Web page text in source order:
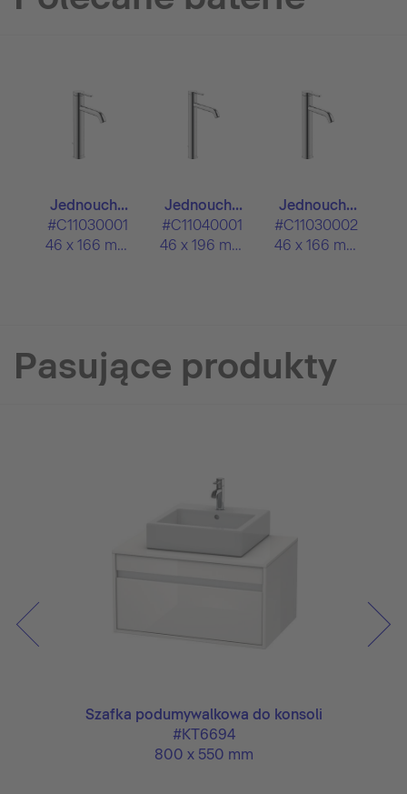
Jednouch...
#C11030001
46 x 166 mm
Jednouch...
#C11040001
46 x 196 mm
Jednouch...
#C11030002
46 x 166 mm
Pasujące produkty
Szafka podumywalkowa do konsoli
#KT6694
800 x 550 mm